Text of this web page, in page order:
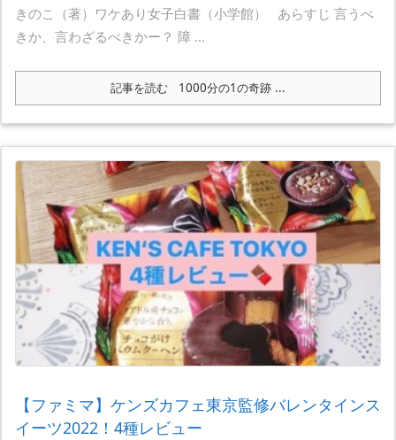
きのこ（著）ワケあり女子白書（小学館） あらすじ 言うべ
きか、言わざるべきかー？ 障 ...
記事を読む 1000分の1の奇跡 ...
【ファミマ】ケンズカフェ東京監修バレンタインス
イーツ2022！4種レビュー